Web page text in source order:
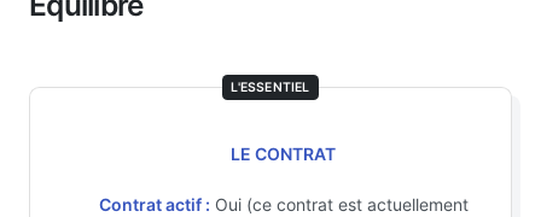
L'ESSENTIEL
LE CONTRAT
Contrat actif : Oui (ce contrat est actuellement